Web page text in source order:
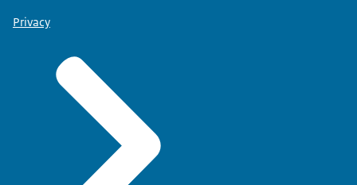
Privacy